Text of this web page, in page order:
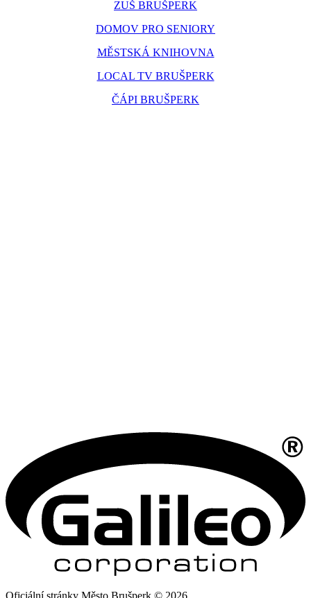
ZUŠ BRUŠPERK
DOMOV PRO SENIORY
MĚSTSKÁ KNIHOVNA
LOCAL TV BRUŠPERK
ČÁPI BRUŠPERK